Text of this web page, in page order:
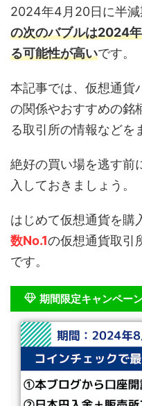
2024年4月20日に半減
の次のバブルは2024
る可能性が高いです。
本記事では、仮想通貨
の関係やおすすめの銘
る取引所の情報などを
絶好の買い場を逃す前
入しておきましょう。
はじめて仮想通貨を購
数No.1の仮想通貨取引
です。
期間限定キャンペー